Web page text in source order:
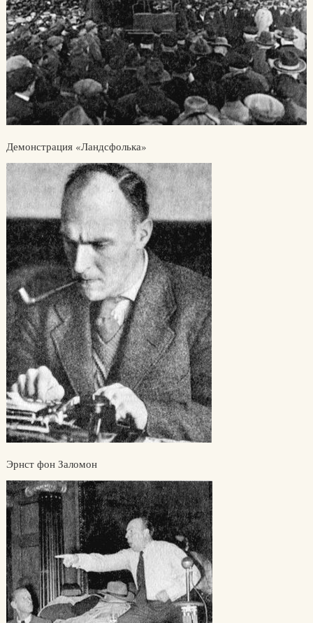
Демонстрация «Ландсфолька»
Эрнст фон Заломон